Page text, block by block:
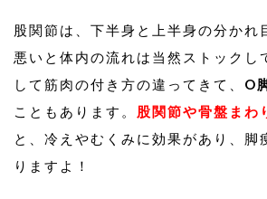
股関節は、下半身と上半身の分かれ
悪いと体内の流れは当然ストックし
して筋肉の付き方の違ってきて、 O
こともあります。 股関節や骨盤まわ
と、冷えやむくみに効果があり、脚
りますよ！